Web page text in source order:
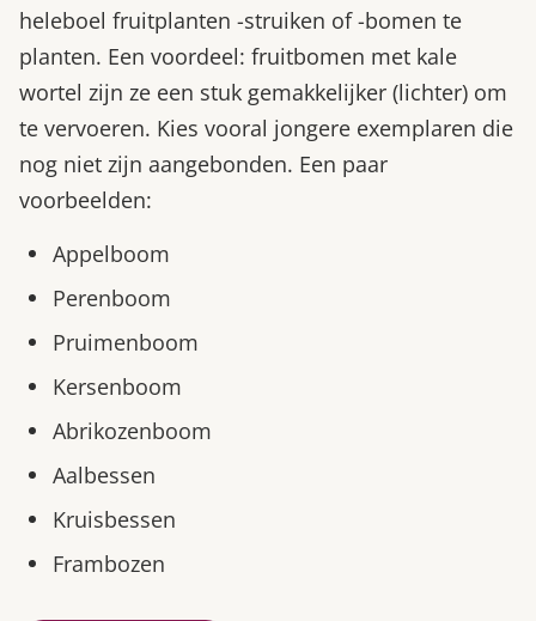
heleboel fruitplanten -struiken of -bomen te
planten. Een voordeel: fruitbomen met kale
wortel zijn ze een stuk gemakkelijker (lichter) om
te vervoeren. Kies vooral jongere exemplaren die
nog niet zijn aangebonden. Een paar
voorbeelden:
Appelboom
Perenboom
Pruimenboom
Kersenboom
Abrikozenboom
Aalbessen
Kruisbessen
Frambozen